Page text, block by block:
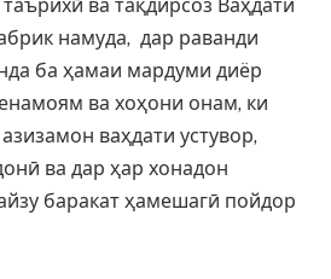
ва тақдирсоз Ваҳдати
намуда, дар раванди
ба ҳамаи мардуми диёр
ва хоҳони онам, ки
ваҳдати устувор,
ва дар ҳар хонадон
баракат ҳамешагӣ пойдор